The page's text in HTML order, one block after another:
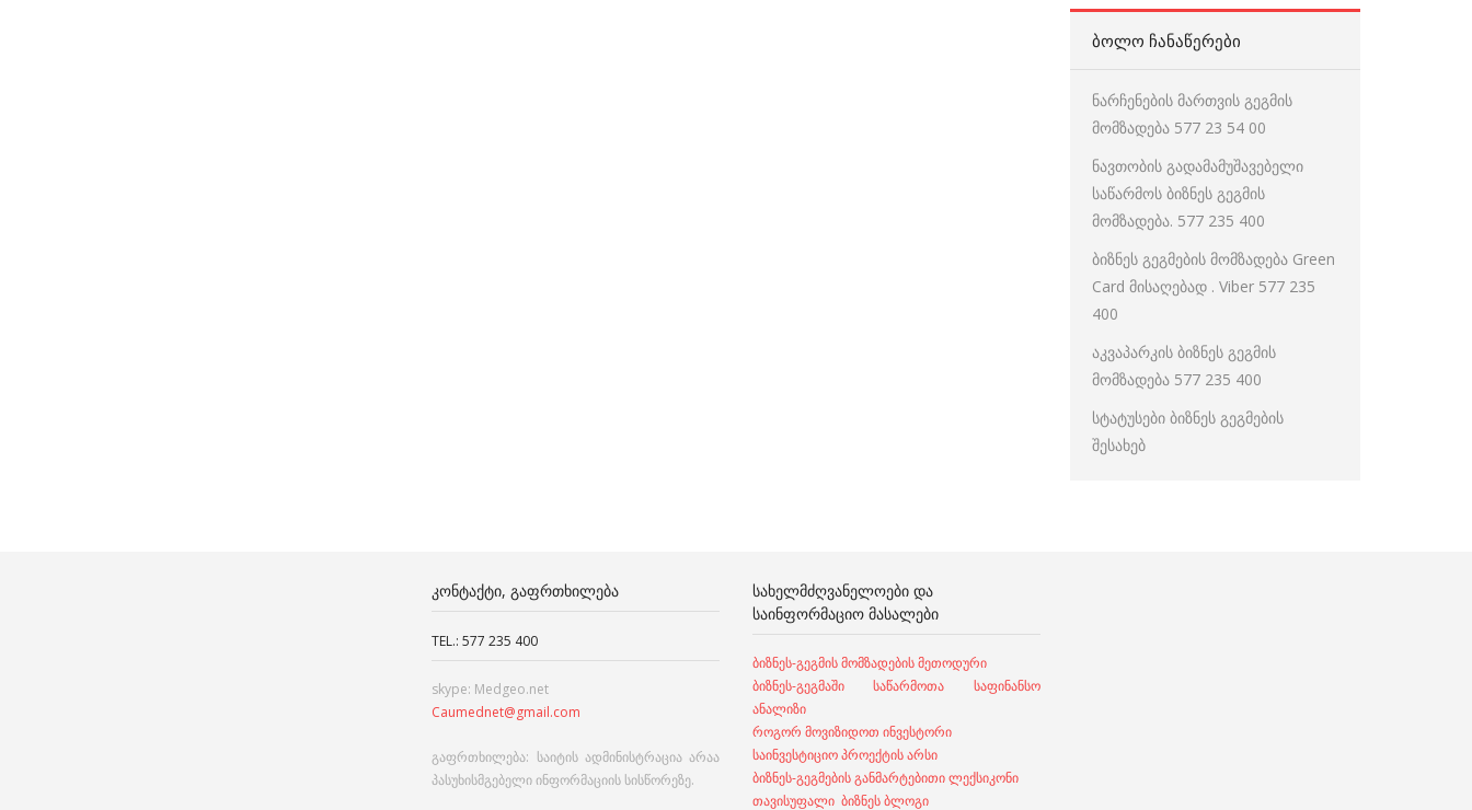
ᲑᲝᲚᲝ ᲩᲐᲜᲐᲬᲔᲠᲔᲑᲘ
ნარჩენების მართვის გეგმის
მომზადება 577 23 54 00
ნავთობის გადამამუშავებელი
საწარმოს ბიზნეს გეგმის
მომზადება. 577 235 400
ბიზნეს გეგმების მომზადება Green
Card მისაღებად . Viber 577 235
400
აკვაპარკის ბიზნეს გეგმის
მომზადება 577 235 400
სტატუსები ბიზნეს გეგმების
შესახებ
ᲙᲝᲜᲢᲐᲥᲢᲘ, ᲒᲐᲤᲠᲗᲮᲘᲚᲔᲑᲐ
TEL.: 577 235 400
skype: Medgeo.net
Caumednet@gmail.com
გაფრთხილება: საიტის ადმინისტრაცია არაა
პასუხისმგებელი ინფორმაციის სისწორეზე.
ᲡᲐᲮᲔᲚᲛᲫᲦᲕᲐᲜᲔᲚᲝᲔᲑᲘ ᲓᲐ
ᲡᲐᲘᲜᲤᲝᲠᲛᲐᲪᲘᲝ ᲛᲐᲡᲐᲚᲔᲑᲘ
ბიზნეს-გეგმის მომზადების მეთოდური
ბიზნეს-გეგმაში საწარმოთა საფინანსო
ანალიზი
როგორ მოვიზიდოთ ინვესტორი
საინვესტიციო პროექტის არსი
ბიზნეს-გეგმების განმარტებითი ლექსიკონი
თავისუფალი ბიზნეს ბლოგი